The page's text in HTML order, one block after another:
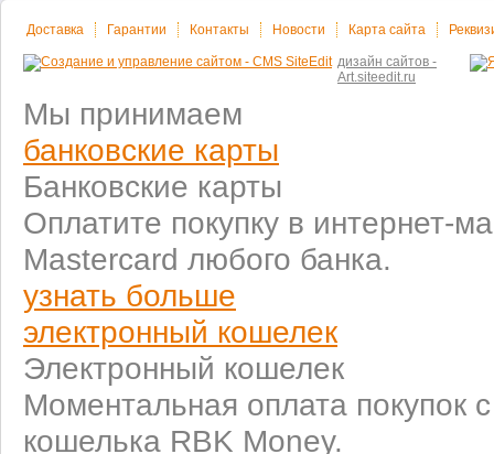
Доставка Гарантии Контакты Новости Карта сайта
дизайн сайтов -
Art.siteedit.ru
Мы принимаем
банковские карты
Банковские карты
Оплатите покупку в интернет-
Mastercard любого банка.
узнать больше
электронный кошелек
Электронный кошелек
Моментальная оплата покупок
кошелька RBK Money.